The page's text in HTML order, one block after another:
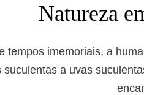
Natureza
tempos imemoriais, a
suculentas a uvas